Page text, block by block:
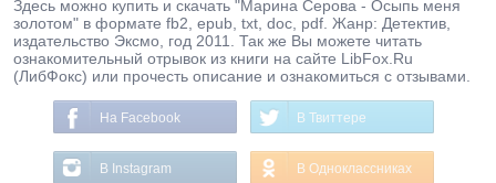
Здесь можно купить и скачать "Марина Серова - Осыпь меня
золотом" в формате fb2, epub, txt, doc, pdf. Жанр: Детектив,
издательство Эксмо, год 2011. Так же Вы можете читать
ознакомительный отрывок из книги на сайте LibFox.Ru
(ЛибФокс) или прочесть описание и ознакомиться с отзывами.
На Facebook В Твиттере
В Instagram В Одноклассниках